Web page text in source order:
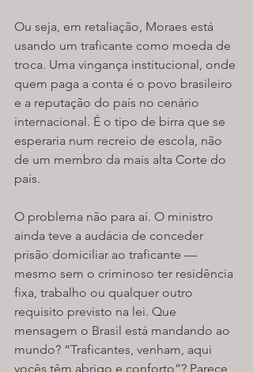
Ou seja, em retaliação, Moraes está
usando um traficante como moeda de
troca. Uma vingança institucional, onde
quem paga a conta é o povo brasileiro
e a reputação do país no cenário
internacional. É o tipo de birra que se
esperaria num recreio de escola, não
de um membro da mais alta Corte do
país.
O problema não para aí. O ministro
ainda teve a audácia de conceder
prisão domiciliar ao traficante —
mesmo sem o criminoso ter residência
fixa, trabalho ou qualquer outro
requisito previsto na lei. Que
mensagem o Brasil está mandando ao
mundo? “Traficantes, venham, aqui
vocês têm abrigo e conforto”? Parece